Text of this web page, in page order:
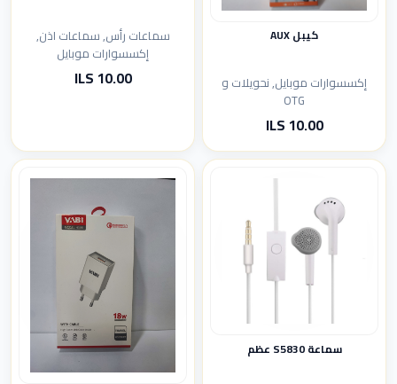
كيبل AUX
إكسسوارات موبايل, نحويلات و
OTG
10.00 ILS
سماعات رأس, سماعات اذن,
إكسسوارات موبايل
10.00 ILS
سماعة S5830 عظم